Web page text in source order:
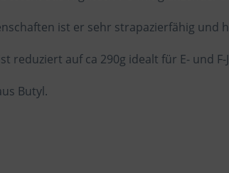
ist er sehr strapazierfähig und
reduziert auf ca 290g idealt für E- und F-
Butyl.